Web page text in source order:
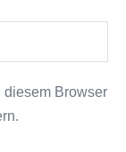
diesem Browser